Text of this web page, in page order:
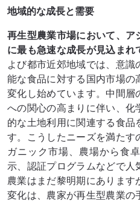
地域的な成長と需要
再生型農業市場において、ア
に最も急速な成長が見込まれ
よび都市近郊地域では、意
能な食品に対する国内市場の
変化し始めています。中間層
への関心の高まりに伴い、化
的な土地利用に関連する食品
す。こうしたニーズを満たす
ガニック市場、農場から食
示、認証プログラムなどで人
農業はまだ黎明期にありま
変化は、農家が再生型農業の